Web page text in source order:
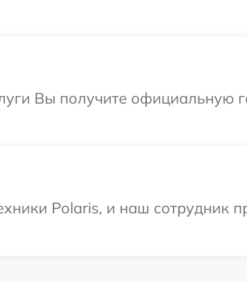
Вы получите официальную
Polaris, и наш сотрудник